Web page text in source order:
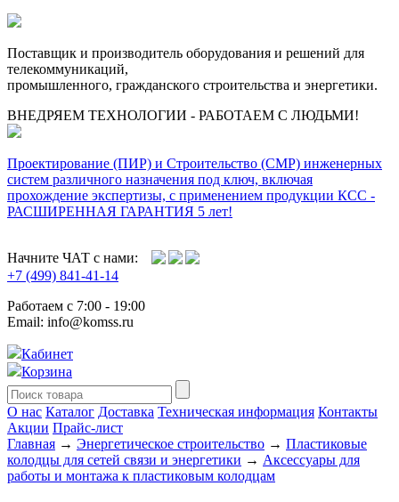
Поставщик и производитель оборудования и решений для
телекоммуникаций,
промышленного, гражданского строительства и энергетики.
ВНЕДРЯЕМ ТЕХНОЛОГИИ - РАБОТАЕМ С ЛЮДЬМИ!
Проектирование (ПИР) и Cтроительство (СМР) инженерных
систем различного назначения под ключ, включая
прохождение экспертизы, с применением продукции КСС -
РАСШИРЕННАЯ ГАРАНТИЯ 5 лет!
Начните ЧАТ с нами:
+7 (499) 841-41-14
Работаем с 7:00 - 19:00
Email: info@komss.ru
Кабинет
Корзина
О нас Каталог Доставка Техническая информация Контакты
Акции Прайс-лист
Главная → Энергетическое строительство → Пластиковые
колодцы для сетей связи и энергетики → Аксессуары для
работы и монтажа к пластиковым колодцам